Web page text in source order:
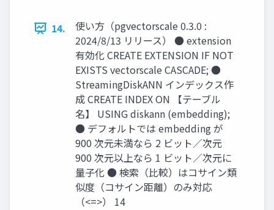
14.
使い方（pgvectorscale 0.3.0 :
2024/8/13 リリース） ● extension
有効化 CREATE EXTENSION IF NOT
EXISTS vectorscale CASCADE; ●
StreamingDiskANN インデックス作
成 CREATE INDEX ON 【テーブル
名】 USING diskann (embedding);
● デフォルトでは embedding が
900 次元未満なら 2 ビット／次元
900 次元以上なら 1 ビット／次元に
量子化 ● 検索（比較）はコサイン類
似度（コサイン距離）のみ対応
（<=>） 14